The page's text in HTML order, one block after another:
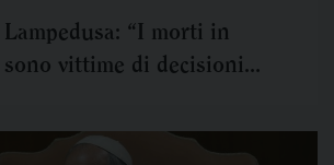
“I morti in
vittime di decisioni